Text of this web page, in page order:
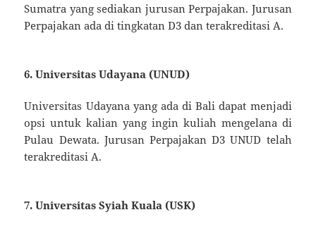
Sumatra yang sediakan jurusan Perpajakan. Jurusan
Perpajakan ada di tingkatan D3 dan terakreditasi A.
6. Universitas Udayana (UNUD)
Universitas Udayana yang ada di Bali dapat menjadi
opsi untuk kalian yang ingin kuliah mengelana di
Pulau Dewata. Jurusan Perpajakan D3 UNUD telah
terakreditasi A.
7. Universitas Syiah Kuala (USK)